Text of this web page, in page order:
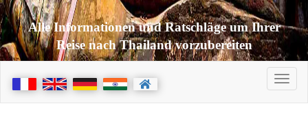
Alle Informationen und Ratschläge um Ihrer
Reise nach Thailand vorzubereiten